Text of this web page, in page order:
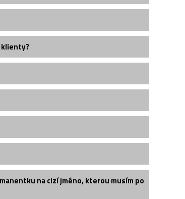
na cizí jméno, kterou musím po